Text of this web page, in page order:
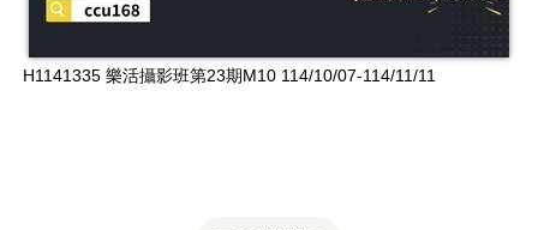
H1141335 樂活攝影班第23期M10 114/10/07-114/11/11